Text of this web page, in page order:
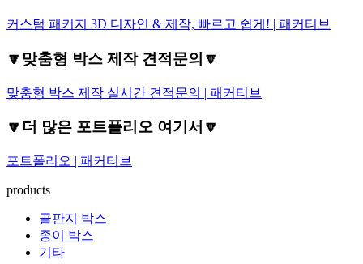
커스텀 패키지 3D 디자인 & 제작, 빠르고 쉽게! | 패커티브
🔽맞춤형 박스 제작 견적문의🔽
맞춤형 박스 제작 실시간 견적문의 | 패커티브
🔽더 많은 포트폴리오 여기서🔽
포트폴리오 | 패커티브
products
골판지 박스
종이 박스
기타